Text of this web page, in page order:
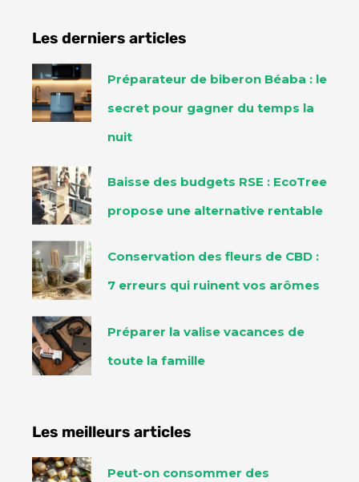
Les derniers articles
Préparateur de biberon Béaba : le
secret pour gagner du temps la
nuit
Baisse des budgets RSE : EcoTree
propose une alternative rentable
Conservation des fleurs de CBD :
7 erreurs qui ruinent vos arômes
Préparer la valise vacances de
toute la famille
Les meilleurs articles
Peut-on consommer des